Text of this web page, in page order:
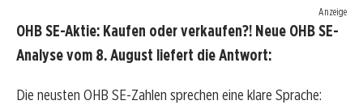
Anzeige
OHB SE-Aktie: Kaufen oder verkaufen?! Neue OHB SE-
Analyse vom 8. August liefert die Antwort:
Die neusten OHB SE-Zahlen sprechen eine klare Sprache: